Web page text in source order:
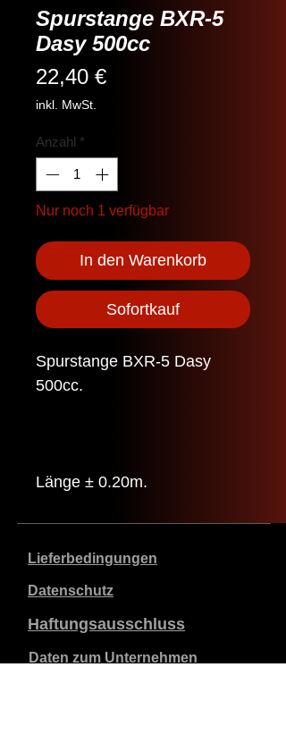
Spurstange BXR-5
Dasy 500cc
22,40 €Preis
inkl. MwSt.
Anzahl *
Nur noch 1 verfügbar
In den Warenkorb
Sofortkauf
Spurstange BXR-5 Dasy
500cc.
Länge ± 0.20m.
Lieferbedingungen
Datenschutz
Haftungsausschluss
Daten zum Unternehmen